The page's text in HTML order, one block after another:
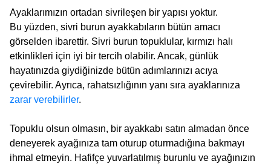
Ayaklarımızın ortadan sivrileşen bir yapısı yoktur.
Bu yüzden, sivri burun ayakkabıların bütün amacı
görselden ibarettir. Sivri burun topuklular, kırmızı halı
etkinlikleri için iyi bir tercih olabilir. Ancak, günlük
hayatınızda giydiğinizde bütün adımlarınızı acıya
çevirebilir. Ayrıca, rahatsızlığının yanı sıra ayaklarınıza
zarar verebilirler.
Topuklu olsun olmasın, bir ayakkabı satın almadan önce
deneyerek ayağınıza tam oturup oturmadığına bakmayı
ihmal etmeyin. Hafifçe yuvarlatılmış burunlu ve ayağınızın